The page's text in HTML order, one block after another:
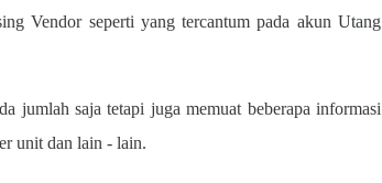
Vendor seperti yang tercantum pada akun Utang
jumlah saja tetapi juga memuat beberapa informasi
unit dan lain - lain.